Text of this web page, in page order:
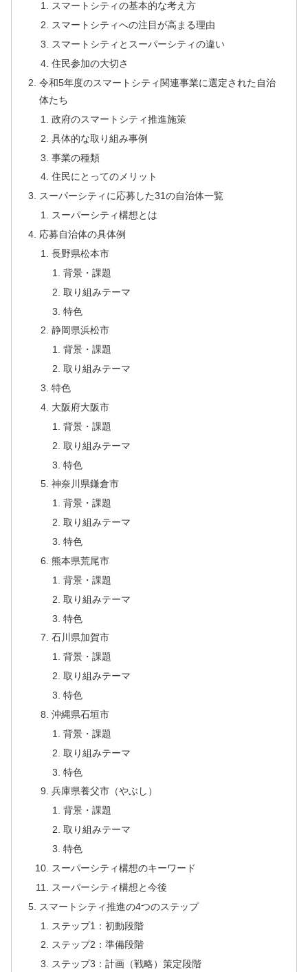
スマートシティの基本的な考え方
スマートシティへの注目が高まる理由
スマートシティとスーパーシティの違い
住民参加の大切さ
令和5年度のスマートシティ関連事業に選定された自治
体たち
政府のスマートシティ推進施策
具体的な取り組み事例
事業の種類
住民にとってのメリット
スーパーシティに応募した31の自治体一覧
スーパーシティ構想とは
応募自治体の具体例
長野県松本市
背景・課題
取り組みテーマ
特色
静岡県浜松市
背景・課題
取り組みテーマ
特色
大阪府大阪市
背景・課題
取り組みテーマ
特色
神奈川県鎌倉市
背景・課題
取り組みテーマ
特色
熊本県荒尾市
背景・課題
取り組みテーマ
特色
石川県加賀市
背景・課題
取り組みテーマ
特色
沖縄県石垣市
背景・課題
取り組みテーマ
特色
兵庫県養父市（やぶし）
背景・課題
取り組みテーマ
特色
スーパーシティ構想のキーワード
スーパーシティ構想と今後
スマートシティ推進の4つのステップ
ステップ1：初動段階
ステップ2：準備段階
ステップ3：計画（戦略）策定段階